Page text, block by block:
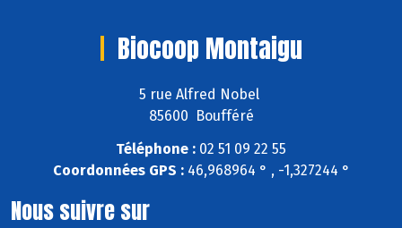
Biocoop Montaigu
5 rue Alfred Nobel
85600 Boufféré
Téléphone : 02 51 09 22 55
Coordonnées GPS :46,968964 ° , -1,327244 °
Nous suivre sur